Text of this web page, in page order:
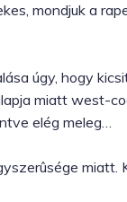
mondjuk a
úgy, hogy
miatt west-
elég meleg…
miatt.